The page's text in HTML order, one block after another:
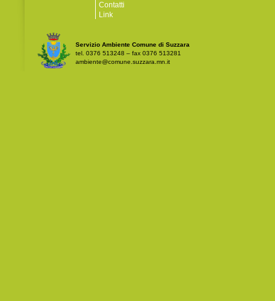
Contatti
Link
Servizio Ambiente Comune di Suzzara
tel. 0376 513248 – fax 0376 513281
ambiente@comune.suzzara.mn.it